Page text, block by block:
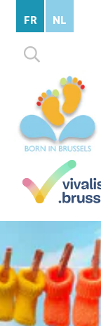
contenu
principal
Rechercher :
FR NL